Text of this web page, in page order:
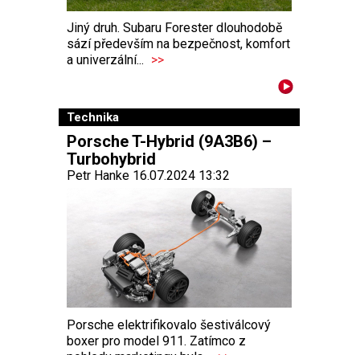
Jiný druh. Subaru Forester dlouhodobě
sází především na bezpečnost, komfort
a univerzální... >>
Technika
Porsche T-Hybrid (9A3B6) –
Turbohybrid
Petr Hanke 16.07.2024 13:32
Porsche elektrifikovalo šestiválcový
boxer pro model 911. Zatímco z